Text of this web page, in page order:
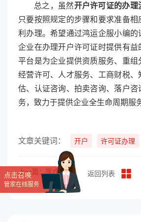
总之，虽然开户许可证的办理
只要按照规定的步骤和要求准备
利办理。希望通过鸿运企服小编的
企业在办理开户许可证时提供有益
平台是为企业提供资质服务、重组
经营许可、人才服务、工商财税
估、认证咨询、拍卖咨询、落户咨
务，致力于提供企业全生命周期服
文章关键词： 开户 许可证办理
上一篇：医疗器械经营许可证办理指南 返回列表
点击召唤
管家在线服务